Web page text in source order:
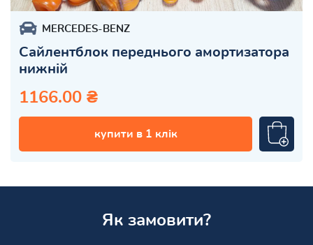
MERCEDES-BENZ
Сайлентблок переднього амортизатора
нижній
1166.00 ₴
купити в 1 клік
Як замовити?